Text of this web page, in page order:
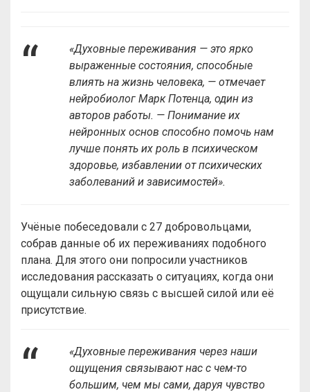
«Духовные переживания — это ярко
выраженные состояния, способные
влиять на жизнь человека, — отмечает
нейробиолог Марк Потенца, один из
авторов работы. — Понимание их
нейронных основ способно помочь нам
лучше понять их роль в психическом
здоровье, избавлении от психических
заболеваний и зависимостей».
Учёные побеседовали с 27 добровольцами,
собрав данные об их переживаниях подобного
плана. Для этого они попросили участников
исследования рассказать о ситуациях, когда они
ощущали сильную связь с высшей силой или её
присутствие.
«Духовные переживания через наши
ощущения связывают нас с чем-то
большим, чем мы сами, даруя чувство